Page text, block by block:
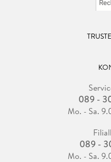
089 -
Mo. - Sa.
089 -
Mo. - Sa.